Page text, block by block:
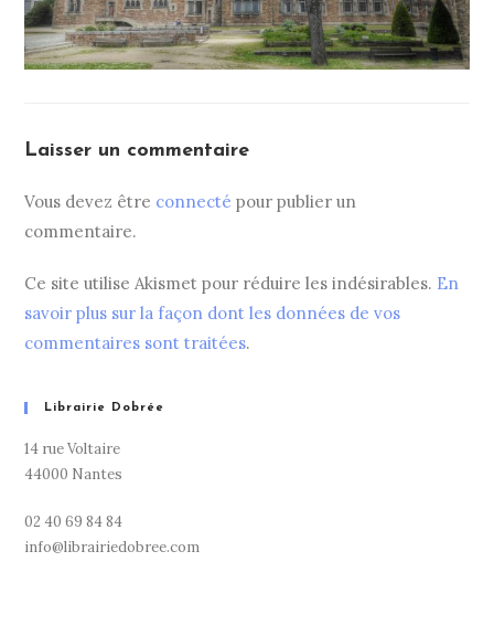
Laisser un commentaire
Vous devez être connecté pour publier un
commentaire.
Ce site utilise Akismet pour réduire les indésirables. En
savoir plus sur la façon dont les données de vos
commentaires sont traitées.
Librairie Dobrée
14 rue Voltaire
44000 Nantes
02 40 69 84 84
info@librairiedobree.com